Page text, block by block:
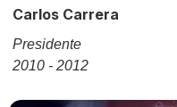
Carlos Carrera
Presidente
2010 - 2012